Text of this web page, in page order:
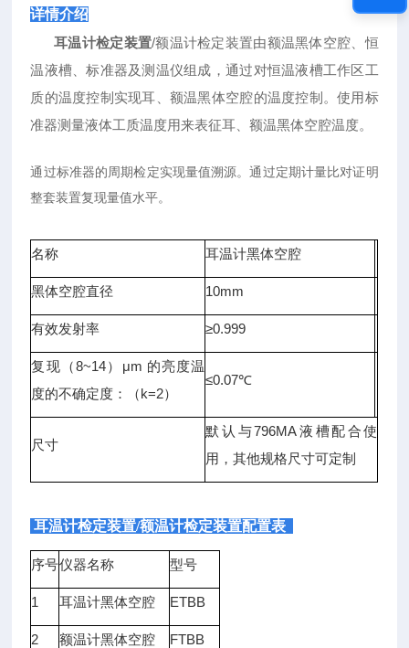
详情介绍
耳温计检定装置/额温计检定装置由额温黑体空腔、恒
温液槽、标准器及测温仪组成，通过对恒温液槽工作区工
质的温度控制实现耳、额温黑体空腔的温度控制。使用标
准器测量液体工质温度用来表征耳、额温黑体空腔温度。
通过标准器的周期检定实现量值溯源。通过定期计量比对证明
整套装置复现量值水平。
名称 耳温计黑体空腔
黑体空腔直径 10mm
有效发射率 ≥0.999
复现（8~14）μm 的亮度温
度的不确定度：（k=2）
≤0.07℃
尺寸
默认与796MA液槽配合使
用，其他规格尺寸可定制
耳温计检定装置/额温计检定装置配置表
序号仪器名称 型号
1 耳温计黑体空腔 ETBB
2 额温计黑体空腔 FTBB